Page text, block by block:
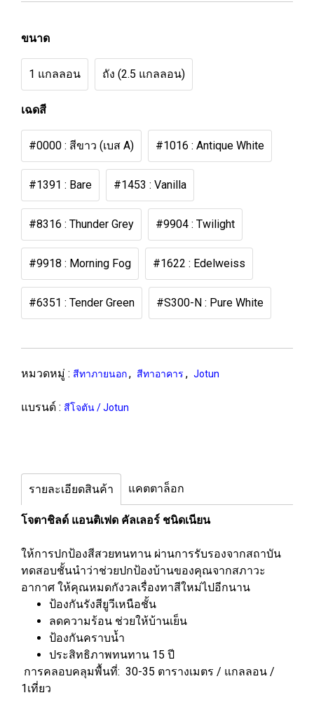
ขนาด
1 แกลลอน ถัง (2.5 แกลลอน)
เฉดสี
#0000 : สีขาว (เบส A) #1016 : Antique White
#1391 : Bare #1453 : Vanilla
#8316 : Thunder Grey #9904 : Twilight
#9918 : Morning Fog #1622 : Edelweiss
#6351 : Tender Green #S300-N : Pure White
หมวดหมู่ : สีทาภายนอก, สีทาอาคาร , Jotun
แบรนด์ : สีโจตัน / Jotun
รายละเอียดสินค้า แคตตาล็อก
โจตาชิลด์ แอนติเฟด คัลเลอร์ ชนิดเนียน
ให้การปกป้องสีสวยทนทาน ผ่านการรับรองจากสถาบัน
ทดสอบชั้นนำว่าช่วยปกป้องบ้านของคุณจากสภาวะ
อากาศ ให้คุณหมดกังวลเรื่องทาสีใหม่ไปอีกนาน
ป้องกันรังสียูวีเหนือชั้น
ลดความร้อน ช่วยให้บ้านเย็น
ป้องกันคราบน้ำ
ประสิทธิภาพทนทาน 15 ปี
การคลอบคลุมพื้นที่: 30-35 ตารางเมตร / แกลลอน /
1เที่ยว